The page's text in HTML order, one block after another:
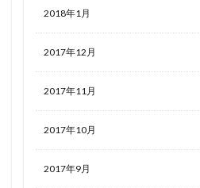
2018年1月
2017年12月
2017年11月
2017年10月
2017年9月